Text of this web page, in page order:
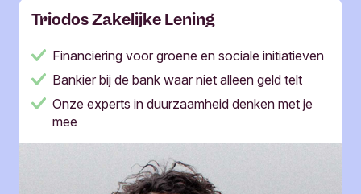
Triodos Zakelijke Lening
Financiering voor groene en sociale initiatieven
Bankier bij de bank waar niet alleen geld telt
Onze experts in duurzaamheid denken met je
mee